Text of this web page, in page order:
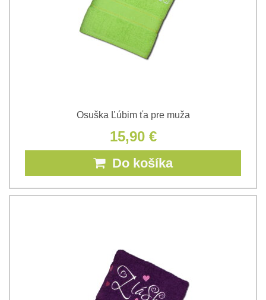
Osuška Ľúbim ťa pre muža
15,90 €
Do košíka